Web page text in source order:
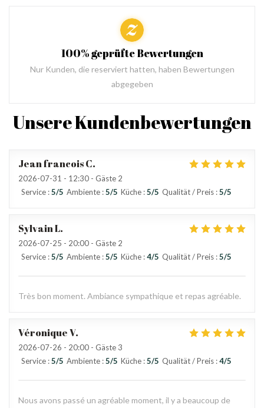
Unsere Kundenbewertungen
Jean francoisC
2026-07-31 - 12:30 - Gäste 2
Service :5/5 Ambiente :5/5 Küche :5/5 Qualität / Preis :5/5
SylvainL
2026-07-25 - 20:00 - Gäste 2
Service :5/5 Ambiente :5/5 Küche :4/5 Qualität / Preis :5/5
Très bon moment. Ambiance sympathique et repas agréable.
VéroniqueV
2026-07-26 - 20:00 - Gäste 3
Service :5/5 Ambiente :5/5 Küche :5/5 Qualität / Preis :4/5
Nous avons passé un agréable moment, il y a beaucoup de
100% geprüfte Bewertungen
Nur Kunden, die reserviert hatten, haben Bewertungen
abgegeben